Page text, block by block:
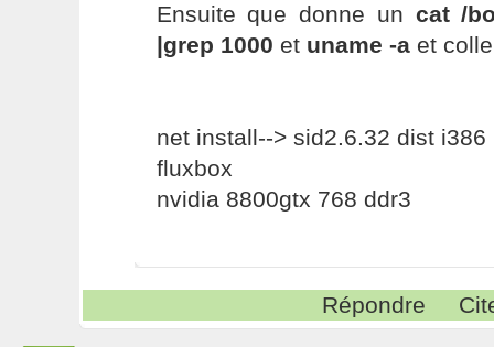
Ensuite que donne un cat /
|grep 1000 et uname -aet
net install--> sid2.6.32 dist i386
fluxbox
nvidia 8800gtx 768 ddr3
Répondre